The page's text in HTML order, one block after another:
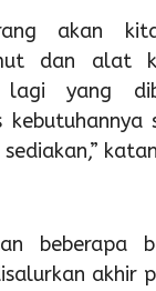
akan
dan alat
yang
kebutuhannya
beberapa
akhir